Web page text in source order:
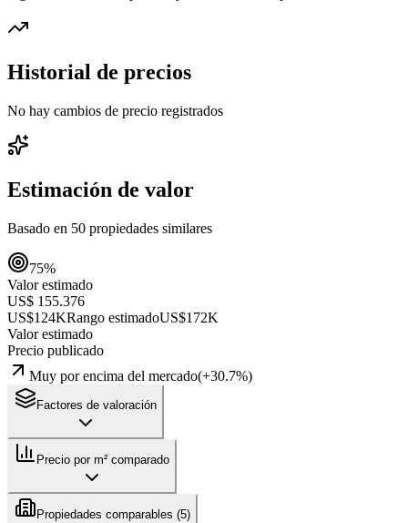
Historial de precios
No hay cambios de precio registrados
Estimación de valor
Basado en 50 propiedades similares
75%
Valor estimado
US$ 155.376
US$124KRango estimadoUS$172K
Valor estimado
Precio publicado
Muy por encima del mercado(+30.7%)
Factores de valoración
Precio por m² comparado
Propiedades comparables (5)